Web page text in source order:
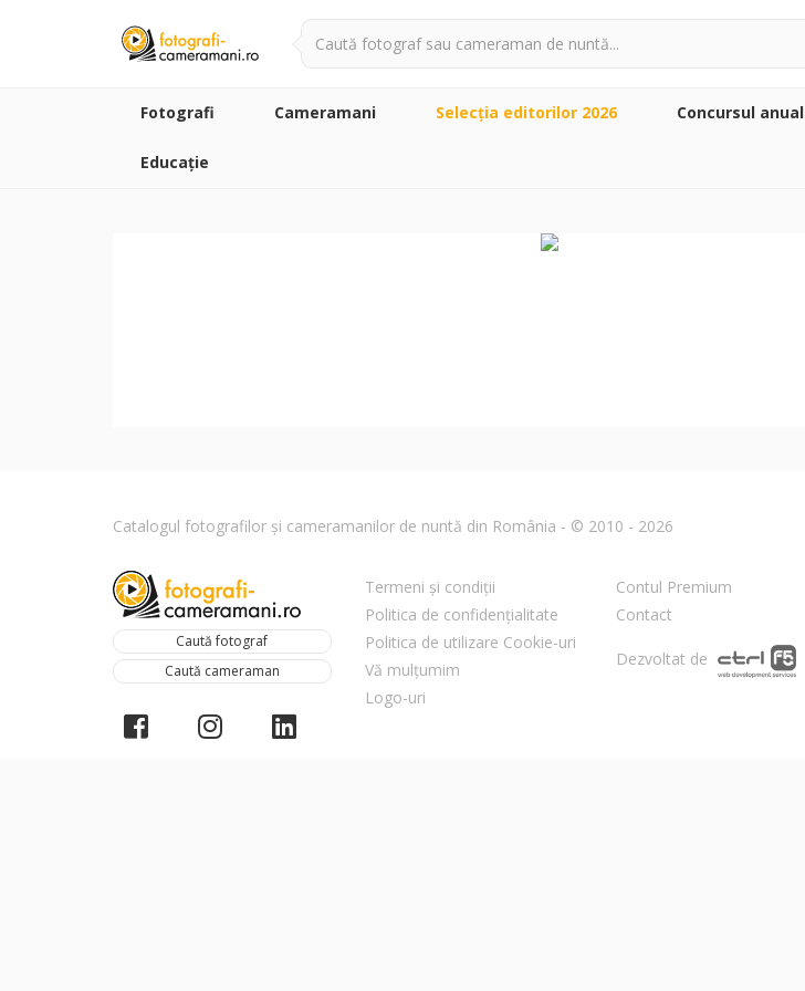
Fotografi Cameramani Selecţia editorilor 2026 Concursul anual
Educație
Catalogul fotografilor și cameramanilor de nuntă din România - © 2010 - 2026
Caută fotograf
Caută cameraman
Termeni și condiții
Politica de confidențialitate
Politica de utilizare Cookie-uri
Vă mulțumim
Logo-uri
Contul Premium
Contact
Dezvoltat de